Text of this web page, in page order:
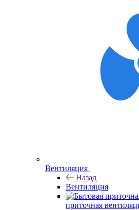
Вентиляция
Назад
Вентиляция
приточная